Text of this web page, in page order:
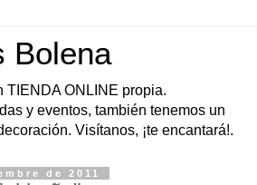
Bolena
TIENDA ONLINE propia.
y eventos, también tenemos un
Visítanos, ¡te encantará!.
de 2011